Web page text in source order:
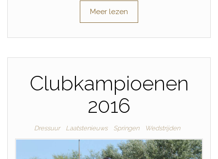
Meer lezen
Clubkampioenen
2016
Dressuur Laatstenieuws Springen Wedstrijden